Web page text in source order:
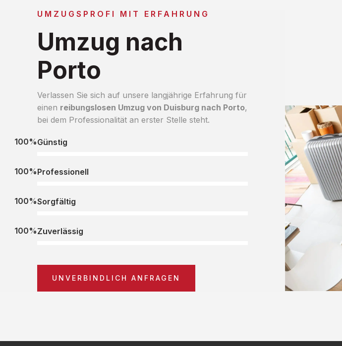
UMZUGSPROFI MIT ERFAHRUNG
Umzug nach
Porto
Verlassen Sie sich auf unsere langjährige Erfahrung für
einen reibungslosen Umzug von Duisburg nach Porto,
bei dem Professionalität an erster Stelle steht.
Günstig
100%
Professionell
100%
Sorgfältig
100%
Zuverlässig
100%
UNVERBINDLICH ANFRAGEN